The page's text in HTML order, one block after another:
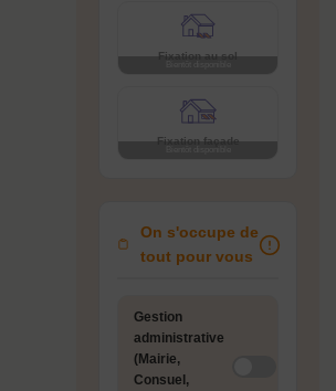
Fixation au sol
Fixation façade
On s'occupe de
tout pour vous
Gestion
administrative
(Mairie,
Consuel,